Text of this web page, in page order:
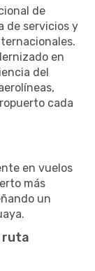
de
de servicios y
en
del
cada
en vuelos
más
un
ruta